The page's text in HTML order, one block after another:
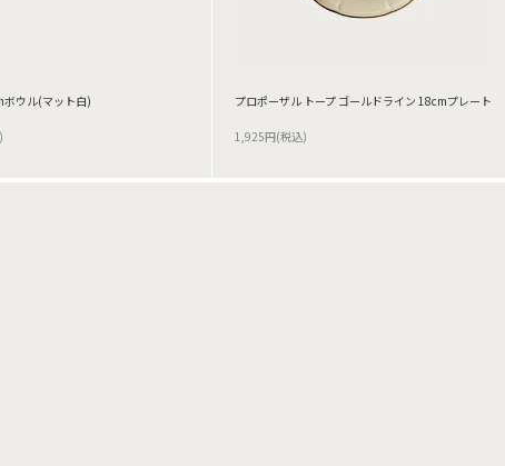
ボウル(マット白) プロポーザル トープ ゴールドライン 18cmプレート
1,925円(税込)